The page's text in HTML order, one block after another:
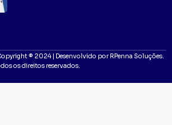
® 2024 | Desenvolvido por RPenna Soluções.
os direitos reservados.